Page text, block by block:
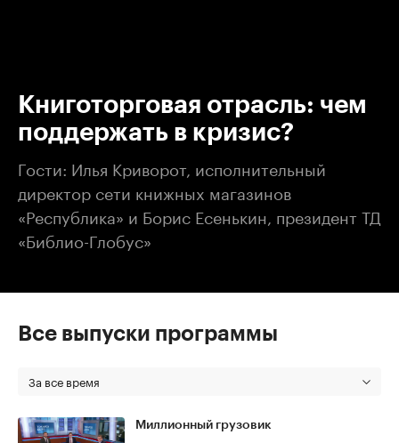
Книготорговая отрасль: чем
поддержать в кризис?
Гости: Илья Криворот, исполнительный
директор сети книжных магазинов
«Республика» и Борис Есенькин, президент ТД
«Библио-Глобус»
Все выпуски программы
За все время
Миллионный грузовик